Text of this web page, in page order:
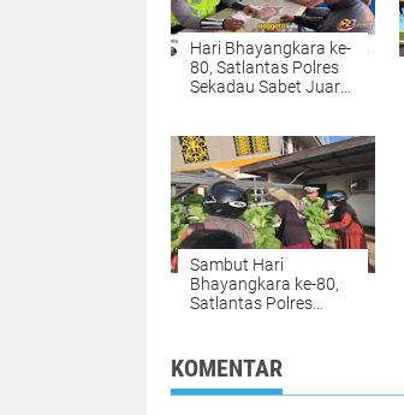
Hari Bhayangkara ke-
80, Satlantas Polres
Sekadau Sabet Juara
Sambut Hari
Bhayangkara ke-80,
Satlantas Polres
Hidroponik
KOMENTAR